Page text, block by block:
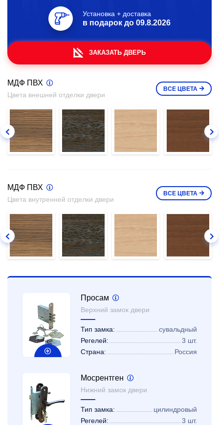
Установка + доставка
в подарок до 09.8.2026
ЗАКАЗАТЬ ДВЕРЬ
МДФ ПВХ
Цвета внешней отделки двери
ВСЕ ЦВЕТА
МДФ ПВХ
Цвета внутренней отделки двери
ВСЕ ЦВЕТА
Просам
Верхний замок двери
Тип замка:
сувальдный
Регелей:
3 шт.
Страна:
Россия
Мосрентген
Нижний замок двери
Тип замка:
цилиндровый
Регелей:
3 шт.